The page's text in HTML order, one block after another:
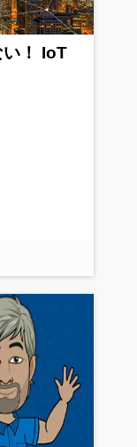
い！ IoT